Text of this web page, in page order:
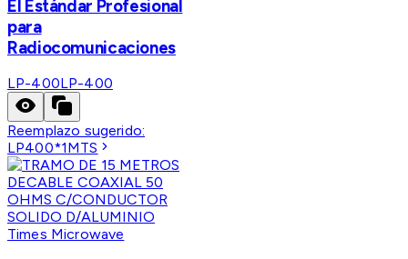
El Estándar Profesional
para
Radiocomunicaciones
LP-400LP-400
Reemplazo sugerido:
LP400*1MTS
Times Microwave